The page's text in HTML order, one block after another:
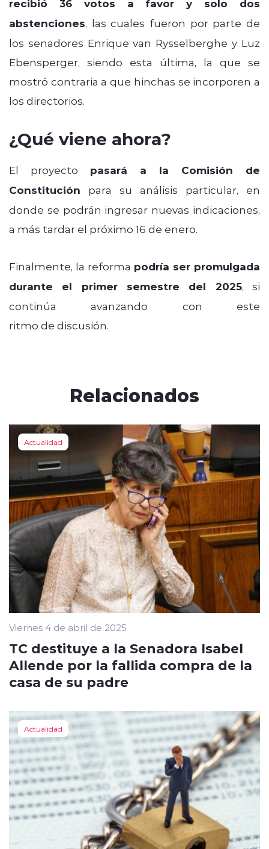
recibió 36 votos a favor y solo dos
abstenciones, las cuales fueron por parte de
los senadores Enrique van Rysselberghe y Luz
Ebensperger, siendo esta última, la que se
mostró contraria a que hinchas se incorporen a
los directorios.
¿Qué viene ahora?
El proyecto pasará a la Comisión de
Constitución para su análisis particular, en
donde se podrán ingresar nuevas indicaciones,
a más tardar el próximo 16 de enero.
Finalmente, la reforma podría ser promulgada
durante el primer semestre del 2025, si
continúa avanzando con este
ritmo de discusión.
Relacionados
Actualidad
Viernes 4 de abril de 2025
TC destituye a la Senadora Isabel
Allende por la fallida compra de la
casa de su padre
Actualidad